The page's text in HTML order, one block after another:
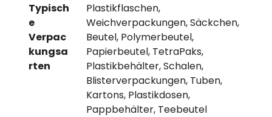
Typisch
e
Verpac
kungsa
rten
Plastikflaschen,
Weichverpackungen, Säckchen,
Beutel, Polymerbeutel,
Papierbeutel, TetraPaks,
Plastikbehälter, Schalen,
Blisterverpackungen, Tuben,
Kartons, Plastikdosen,
Pappbehälter, Teebeutel